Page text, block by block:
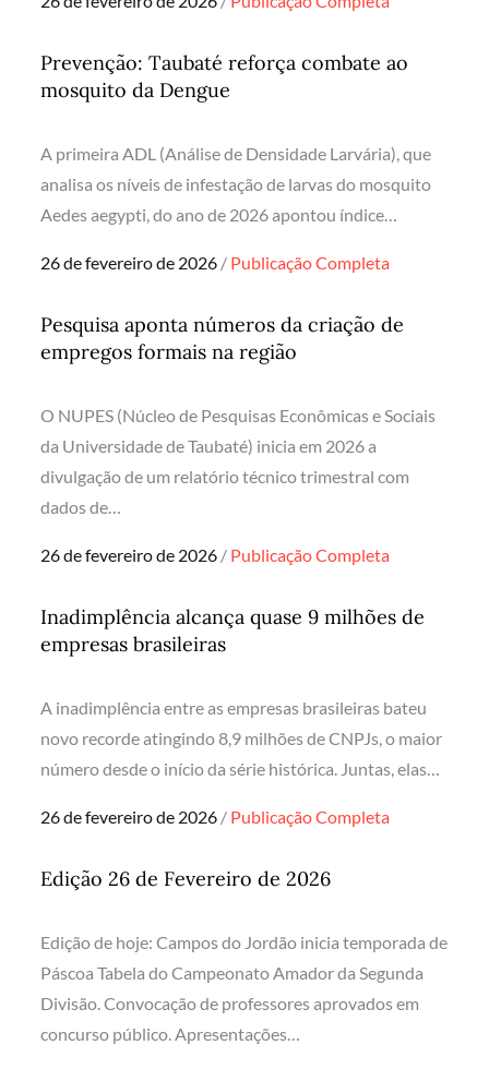
Prevenção: Taubaté reforça combate ao
mosquito da Dengue
A primeira ADL (Análise de Densidade Larvária), que
analisa os níveis de infestação de larvas do mosquito
Aedes aegypti, do ano de 2026 apontou índice…
Posted
26 de fevereiro de 2026 Publicação Completa
Pesquisa aponta números da criação de
empregos formais na região
O NUPES (Núcleo de Pesquisas Econômicas e Sociais
da Universidade de Taubaté) inicia em 2026 a
divulgação de um relatório técnico trimestral com
dados de…
Posted
26 de fevereiro de 2026 Publicação Completa
Inadimplência alcança quase 9 milhões de
empresas brasileiras
A inadimplência entre as empresas brasileiras bateu
novo recorde atingindo 8,9 milhões de CNPJs, o maior
número desde o início da série histórica. Juntas, elas…
Posted
26 de fevereiro de 2026 Publicação Completa
Edição 26 de Fevereiro de 2026
Edição de hoje: Campos do Jordão inicia temporada de
Páscoa Tabela do Campeonato Amador da Segunda
Divisão. Convocação de professores aprovados em
concurso público. Apresentações…